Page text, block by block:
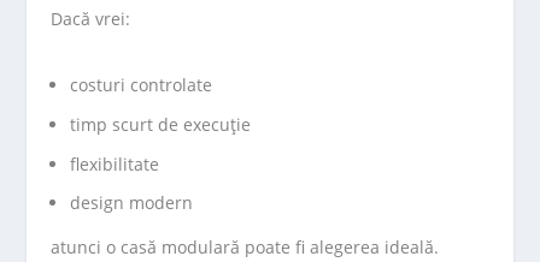
Dacă vrei:
costuri controlate
timp scurt de execuție
flexibilitate
design modern
atunci o casă modulară poate fi alegerea ideală.